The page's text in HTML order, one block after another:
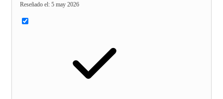
Reseñado el: 5 may 2026